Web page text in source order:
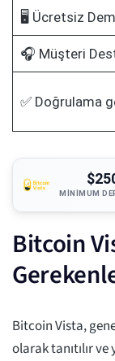
🖥️ Ücretsiz
🎧 Müşteri
✅ Doğrulama
MINIMUM
Bitcoin
Bitcoin Vista,
olarak tanıtılır